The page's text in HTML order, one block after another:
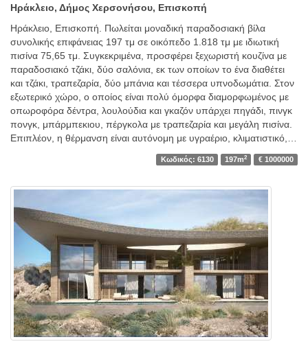
Ηράκλειο, Δήμος Χερσονήσου, Επισκοπή
Ηράκλειο, Επισκοπή. Πωλείται μοναδική παραδοσιακή βίλα
συνολικής επιφάνειας 197 τμ σε οικόπεδο 1.818 τμ με ιδιωτική
πισίνα 75,65 τμ. Συγκεκριμένα, προσφέρει ξεχωριστή κουζίνα με
παραδοσιακό τζάκι, δύο σαλόνια, εκ των οποίων το ένα διαθέτει
και τζάκι, τραπεζαρία, δύο μπάνια και τέσσερα υπνοδωμάτια. Στον
εξωτερικό χώρο, ο οποίος είναι πολύ όμορφα διαμορφωμένος με
οπωροφόρα δέντρα, λουλούδια και γκαζόν υπάρχει πηγάδι, πινγκ
πονγκ, μπάρμπεκιου, πέργκολα με τραπεζαρία και μεγάλη πισίνα.
Επιπλέον, η θέρμανση είναι αυτόνομη με υγραέριο, κλιματιστικό,…
Κωδικός: 6130 197m2 € 1000000